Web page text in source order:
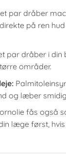
par dråber
på ren
par dråber i din
områder.
og læber
fås også
læge først,